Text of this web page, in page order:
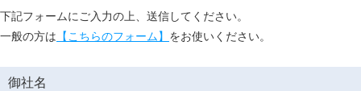
下記フォームにご入力の上、送信してください。
一般の方は 【こちらのフォーム】 をお使いください。
御社名